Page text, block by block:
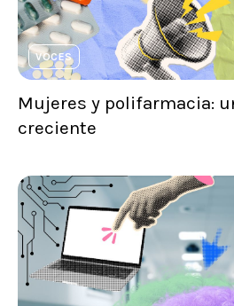
VOCES
Mujeres y polifarmacia:
creciente